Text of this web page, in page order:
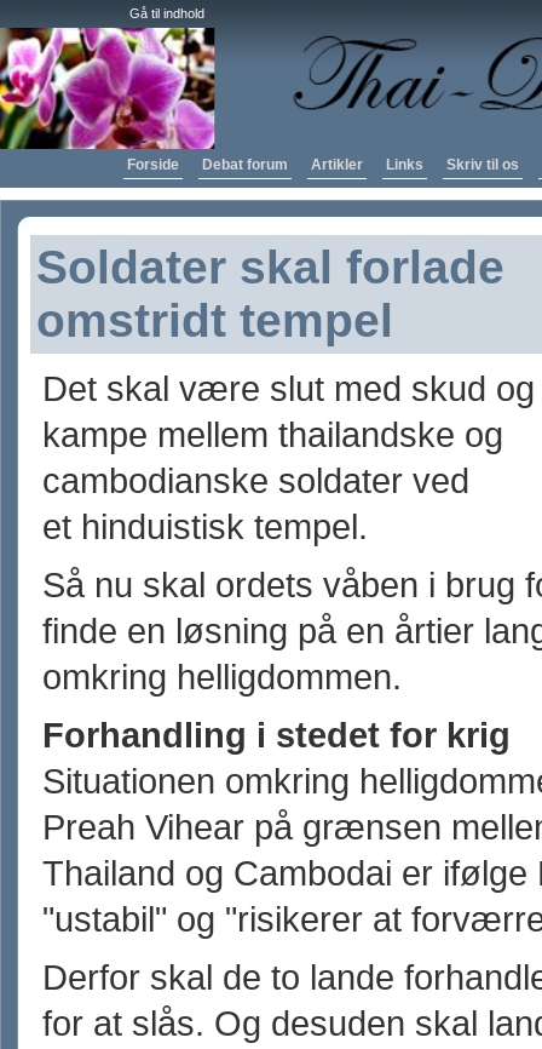
Gå til indhold
Forside Debat forum Artikler Links Skriv til os
Soldater skal forlade
omstridt tempel
Det skal være slut med skud og
kampe mellem thailandske og
cambodianske soldater ved
et hinduistisk tempel.
Så nu skal ordets våben i brug
finde en løsning på en årtier
omkring helligdommen.
Forhandling i stedet for krig
Situationen omkring
Preah Vihear på grænsen
Thailand og Cambodai er ifølge
"ustabil" og "risikerer at
Derfor skal de to lande
for at slås. Og desuden skal